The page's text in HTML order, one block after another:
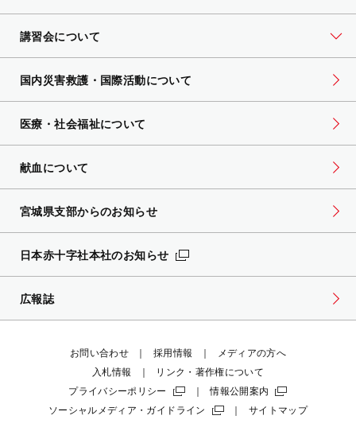
講習会について
国内災害救護・国際活動について
医療・社会福祉について
献血について
宮城県支部からのお知らせ
日本赤十字社本社のお知らせ
広報誌
お問い合わせ 採用情報
メディアの方へ
入札情報
リンク・著作権について
プライバシーポリシー
情報公開案内
ソーシャルメディア・ガイドライン
サイトマップ